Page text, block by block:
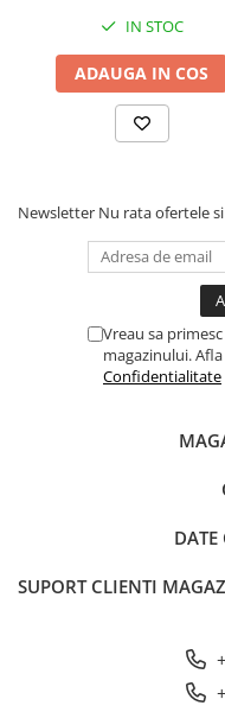
IN STOC
ADAUGA IN COS
Newsletter Nu rata ofertele
Vreau sa
magazinului.
Confidentialitate
DATE
SUPORT CLIENTI